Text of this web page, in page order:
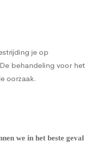
je op
behandeling voor het
oorzaak.
we in het beste geval